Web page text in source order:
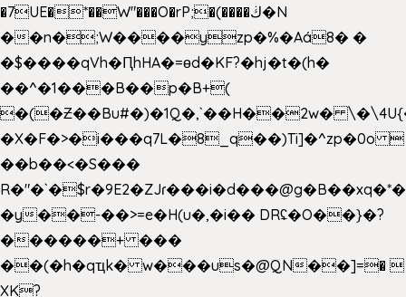
�7UE�*��W"���O�rP;�(����ڬ�N
��n�;W����yzp�%�Aá8� �
�$����qVh�ԤhHA�=ɵd�KF?�hj�t�(h�
��^�1���B��p�B+(
�(�Ƶ��Bu#�)�1Q�,`��H��2w�
�X�F�>�i���q7L�8_q��)Ti]�^zp�0o 
��b��<�S���
�y��-��>=e�H(u�,�i�� DRʢ�O��}�?
������+ ���
��(�h�qҵk� w���us�@QN��]=� 
XK?